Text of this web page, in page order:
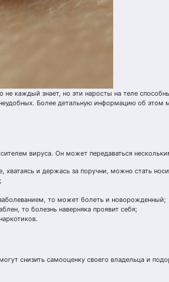
не каждый знает, но эти наросты на теле
Более детальную информацию об этом
вируса. Он может передаваться
и держась за поручни, можно стать
то может болеть и новорожденный;
то болезнь наверняка проявит себя;
снизить самооценку своего владельца и